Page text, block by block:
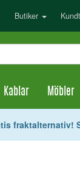
Butiker
Kablar Möbler
fraktalternativ!